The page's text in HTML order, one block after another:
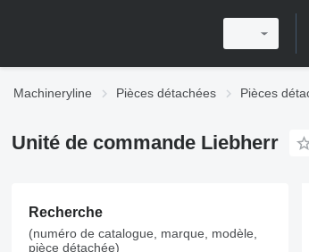
Machineryline Pièces détachées Pièces
Unité de commande Liebherr
Recherche
(numéro de catalogue, marque, modèle,
pièce détachée)